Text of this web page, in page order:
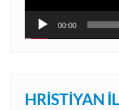
00:00
HRISTIYAN